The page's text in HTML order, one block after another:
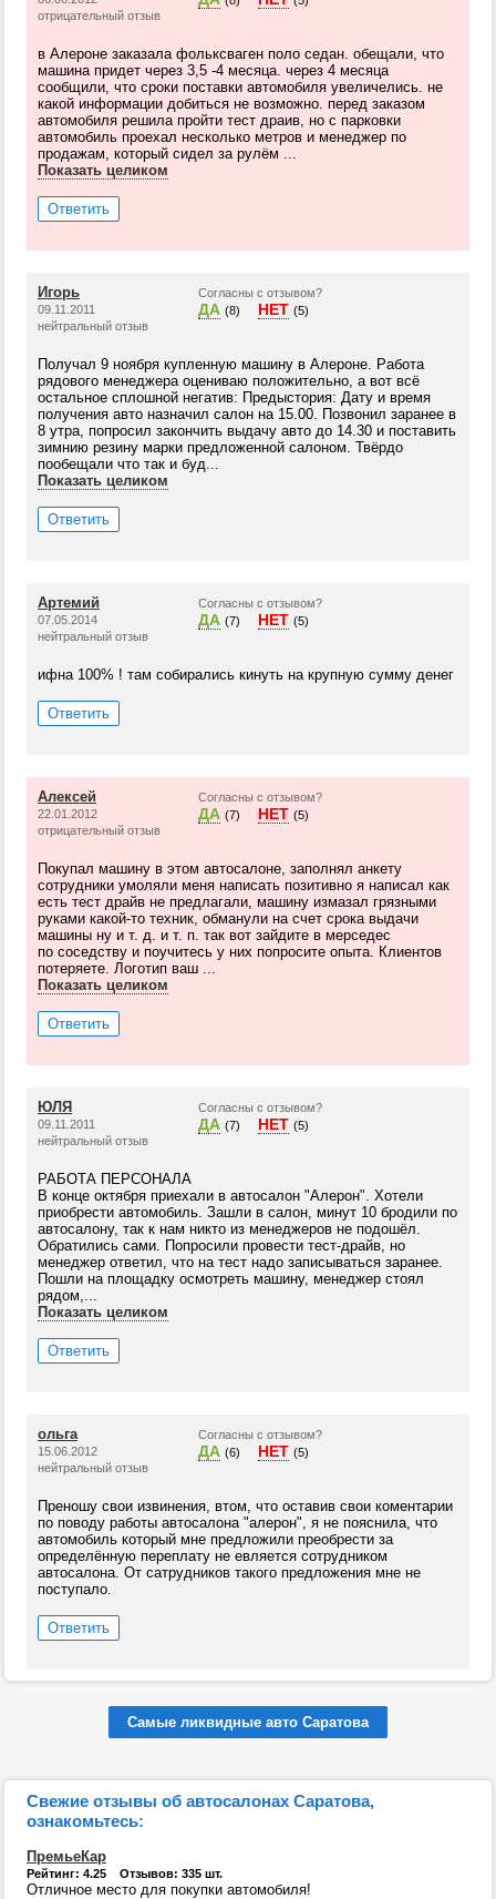
отрицательный отзыв
в Алероне заказала фольксваген поло седан. обещали, что
машина придет через 3,5 -4 месяца. через 4 месяца
сообщили, что сроки поставки автомобиля увеличелись. не
какой информации добиться не возможно. перед заказом
автомобиля решила пройти тест драив, но с парковки
автомобиль проехал несколько метров и менеджер по
продажам, который сидел за рулём ...
Показать целиком
Ответить
Игорь
09.11.2011
нейтральный отзыв
Согласны с отзывом?
ДА (8) НЕТ (5)
Получал 9 ноября купленную машину в Алероне. Работа
рядового менеджера оцениваю положительно, а вот всё
остальное сплошной негатив: Предыстория: Дату и время
получения авто назначил салон на 15.00. Позвонил заранее в
8 утра, попросил закончить выдачу авто до 14.30 и поставить
зимнию резину марки предложенной салоном. Твёрдо
пообещали что так и буд...
Показать целиком
Ответить
Артемий
07.05.2014
нейтральный отзыв
Согласны с отзывом?
ДА (7) НЕТ (5)
ифна 100% ! там собирались кинуть на крупную сумму денег
Ответить
Алексей
22.01.2012
отрицательный отзыв
Согласны с отзывом?
ДА (7) НЕТ (5)
Покупал машину в этом автосалоне, заполнял анкету
сотрудники умоляли меня написать позитивно я написал как
есть тест драйв не предлагали, машину измазал грязными
руками какой-то техник, обманули на счет срока выдачи
машины ну и т. д. и т. п. так вот зайдите в мерседес
по соседству и поучитесь у них попросите опыта. Клиентов
потеряете. Логотип ваш ...
Показать целиком
Ответить
ЮЛЯ
09.11.2011
нейтральный отзыв
Согласны с отзывом?
ДА (7) НЕТ (5)
РАБОТА ПЕРСОНАЛА
В конце октября приехали в автосалон "Алерон". Хотели
приобрести автомобиль. Зашли в салон, минут 10 бродили по
автосалону, так к нам никто из менеджеров не подошёл.
Обратились сами. Попросили провести тест-драйв, но
менеджер ответил, что на тест надо записываться заранее.
Пошли на площадку осмотреть машину, менеджер стоял
рядом,...
Показать целиком
Ответить
ольга
15.06.2012
нейтральный отзыв
Согласны с отзывом?
ДА (6) НЕТ (5)
Преношу свои извинения, втом, что оставив свои коментарии
по поводу работы автосалона "алерон", я не пояснила, что
автомобиль который мне предложили преобрести за
определённую переплату не евляется сотрудником
автосалона. От сатрудников такого предложения мне не
поступало.
Ответить
Самые ликвидные авто Саратова
Свежие отзывы об автосалонах Саратова,
ознакомьтесь:
ПремьеКар
Рейтинг: 4.25 Отзывов: 335 шт.
Отличное место для покупки автомобиля!